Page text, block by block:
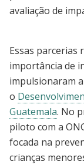
avaliação de
Essas parcerias
importância de
impulsionaram
o
Guatemala. No
piloto com a
focada na
crianças